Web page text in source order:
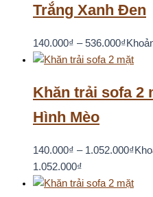
Trắng Xanh Đen
140.000₫ – 536.000₫
Khăn trải sofa 2
Hình Mèo
140.000₫ – 1.052.000₫
1.052.000₫